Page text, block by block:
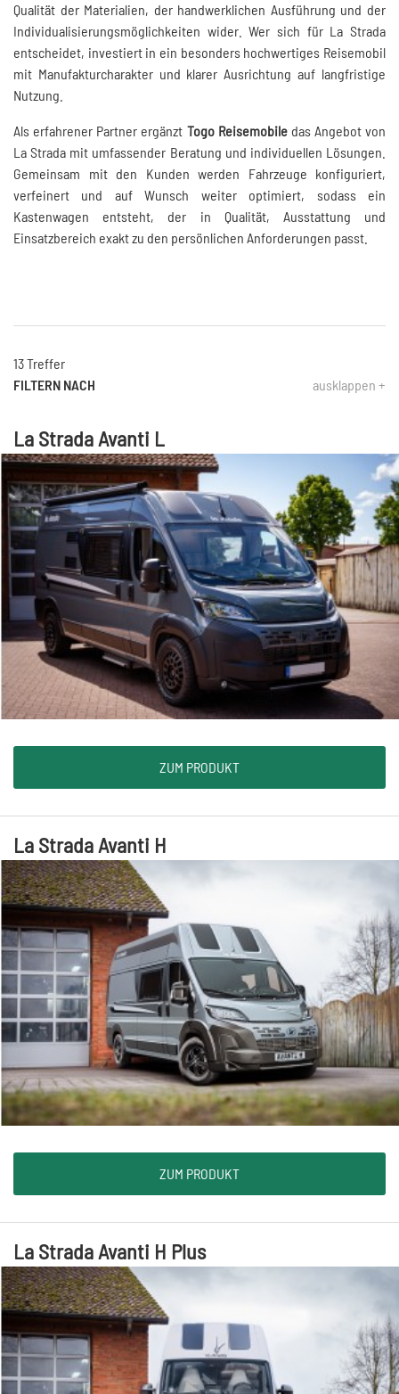
Qualität der Materialien, der handwerklichen Ausführung und der
Individualisierungsmöglichkeiten wider. Wer sich für La Strada
entscheidet, investiert in ein besonders hochwertiges Reisemobil
mit Manufakturcharakter und klarer Ausrichtung auf langfristige
Nutzung.
Als erfahrener Partner ergänzt Togo Reisemobiledas Angebot von
La Strada mit umfassender Beratung und individuellen Lösungen.
Gemeinsam mit den Kunden werden Fahrzeuge konfiguriert,
verfeinert und auf Wunsch weiter optimiert, sodass ein
Kastenwagen entsteht, der in Qualität, Ausstattung und
Einsatzbereich exakt zu den persönlichen Anforderungen passt.
FILTERN NACH ausklappen +
13 Treffer
La Strada Avanti L
ZUM PRODUKT
La Strada Avanti H
ZUM PRODUKT
La Strada Avanti H Plus